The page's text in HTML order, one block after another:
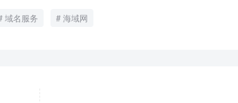
域名服务 海域网